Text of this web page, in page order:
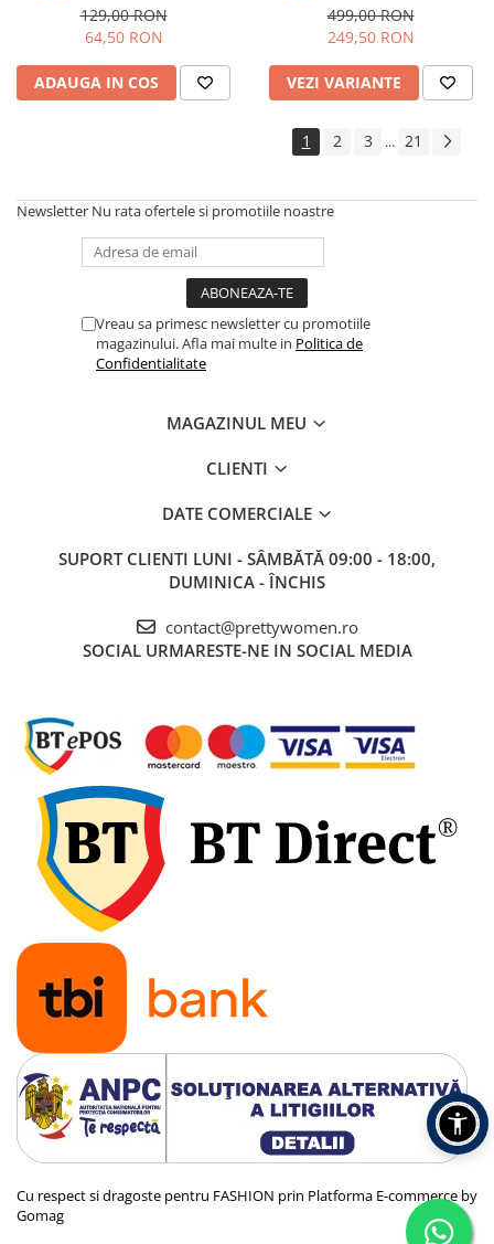
129,00 RON
64,50 RON
ADAUGA IN COS
499,00 RON
249,50 RON
VEZI VARIANTE
1 2 3 ... 21
Newsletter Nu rata ofertele si promotiile noastre
Vreau sa primesc newsletter cu promotiile
magazinului. Afla mai multe in Politica de
Confidentialitate
MAGAZINUL MEU
CLIENTI
DATE COMERCIALE
SUPORT CLIENTI LUNI - SÂMBĂTĂ 09:00 - 18:00,
DUMINICA - ÎNCHIS
contact@prettywomen.ro
SOCIAL URMARESTE-NE IN SOCIAL MEDIA
Cu respect si dragoste pentru FASHION prin Platforma E-commerce by
Gomag